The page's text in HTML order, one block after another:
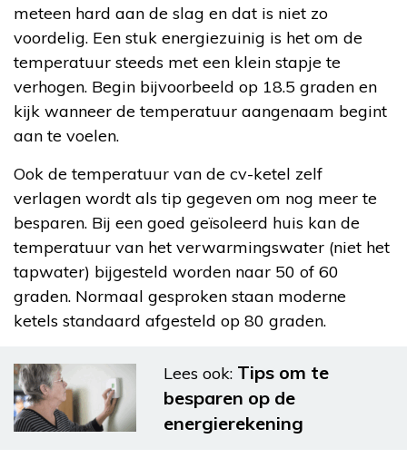
meteen hard aan de slag en dat is niet zo
voordelig. Een stuk energiezuinig is het om de
temperatuur steeds met een klein stapje te
verhogen. Begin bijvoorbeeld op 18.5 graden en
kijk wanneer de temperatuur aangenaam begint
aan te voelen.
Ook de temperatuur van de cv-ketel zelf
verlagen wordt als tip gegeven om nog meer te
besparen. Bij een goed geïsoleerd huis kan de
temperatuur van het verwarmingswater (niet het
tapwater) bijgesteld worden naar 50 of 60
graden. Normaal gesproken staan moderne
ketels standaard afgesteld op 80 graden.
Lees ook: Tips om te
besparen op de
energierekening